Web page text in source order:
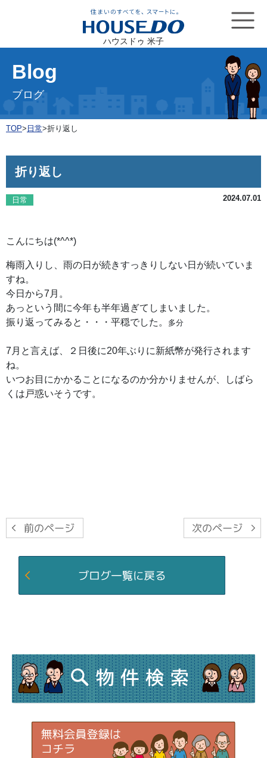
ハウスドゥ 米子
Blog
ブログ
TOP> 日常>折り返し
折り返し
日常 2024.07.01
こんにちは(*^^*)
梅雨入りし、雨の日が続きすっきりしない日が続いていま
すね。
今日から7月。
あっという間に今年も半年過ぎてしまいました。
振り返ってみると・・・平穏でした。
多分
7月と言えば、２日後に20年ぶりに新紙幣が発行されます
ね。
いつお目にかかることになるのか分かりませんが、しばら
くは戸惑いそうです。